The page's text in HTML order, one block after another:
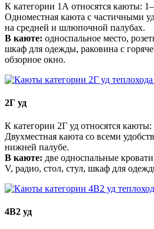
К категории 1А относятся каюты:
Одноместная каюта с частичными
на средней и шлюпочной палубах.
В каюте: односпальное место,
шкаф для одежды, раковина с
обзорное окно.
2Г уд
К категории 2Г уд относятся
Двухместная каюта со всеми
нижней палубе.
В каюте: две односпальные
V, радио, стол, стул, шкаф для
4В2 уд